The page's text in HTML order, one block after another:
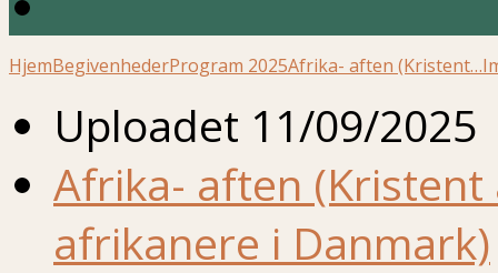
HjemBegivenhederProgram 2025Afrika- aften (Kristent…
Uploadet 11/09/2025
Afrika- aften
afrikanere i Danmark)